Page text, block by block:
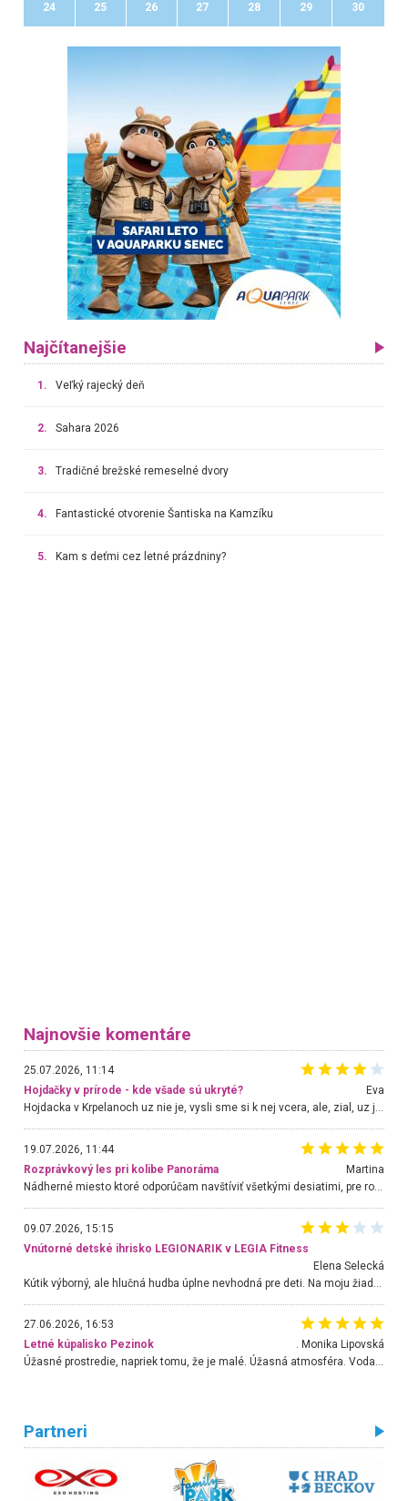
24 25 26 27 28 29 30
Najčítanejšie
1. Veľký rajecký deň
2. Sahara 2026
3. Tradičné brežské remeselné dvory
4. Fantastické otvorenie Šantiska na Kamzíku
5. Kam s deťmi cez letné prázdniny?
Najnovšie komentáre
25.07.2026, 11:14
Hojdačky v prírode - kde všade sú ukryté?
Eva
Hojdacka v Krpelanoch uz nie je, vysli sme si k nej vcera, ale, zial, uz je znicena. Ak sem planujete cestu len kvoli hojdacke, mozete si ju usetrit. Krasny vyhlad je tu vsak aj bez hojdacky :-)
19.07.2026, 11:44
Rozprávkový les pri kolibe Panoráma
Martina
Nádherné miesto ktoré odporúčam navštíviť všetkými desiatimi, pre rodiny s deťmi, dôchodcom... Proste a jednoducho ozaj rozprávkový les.. určite ešte prídeme. Odniesli sme si na pamiatku krásne tričká,
09.07.2026, 15:15
Vnútorné detské ihrisko LEGIONARIK v LEGIA Fitness
Elena Selecká
27.06.2026, 16:53
Letné kúpalisko Pezinok
. Monika Lipovská
Úžasné prostredie, napriek tomu, že je malé. Úžasná atmosféra. Voda fantastická a nádherná. Ľudí je pomerne veľa, ale su mili a ohľaduplní. Je veľmi zaujímavé sledovať, ako dokážu spolu športovať cudzí ľudia a bez ohľadu na vek. Vládne tu pohoda. Vnuka neviem dostať z vody. Ďakujem za krásny deň . Urcite sa sem vrátim. Jediný problém je s parkovaním, ale aj ten sa mi podarilo vyriešiť. Monika Bratislava
Partneri